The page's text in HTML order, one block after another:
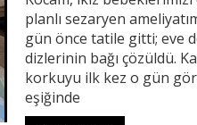
planlı sezaryen
gün önce tatile gitti; eve
dizlerinin bağı çözüldü.
korkuyu ilk kez o gün
eşiğinde